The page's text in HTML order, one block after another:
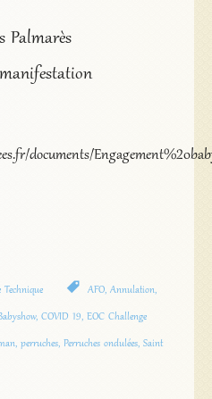
Palmarès
documents/
Technique AFO, Annulation,
, COVID 19, EOC Challenge
, perruches, Perruches ondulées, Saint